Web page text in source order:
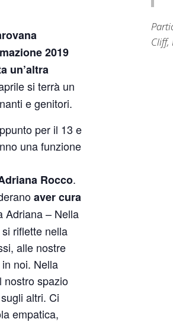
2019
un’altra
si terrà un
e genitori.
per il 13 e
una funzione
Rocco.
aver cura
Adriana – Nella
riflette nella
alle nostre
noi. Nella
nostro spazio
altri. Ci
empatica,
Cliff,